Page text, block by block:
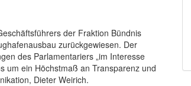
der Fraktion Bündnis
zurückgewiesen. Der
des Parlamentariers „im Interesse
um ein Höchstmaß an Transparenz und
Dieter Weirich.